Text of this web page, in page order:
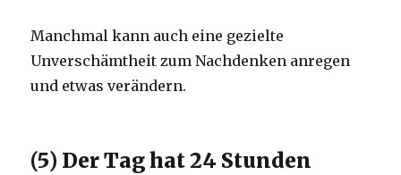
Manchmal kann auch eine gezielte
Unverschämtheit zum Nachdenken anregen
und etwas verändern.
(5) Der Tag hat 24 Stunden